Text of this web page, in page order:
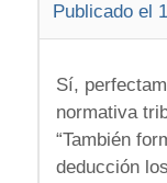
Publicado el
Sí,
normativa
“También
deducción